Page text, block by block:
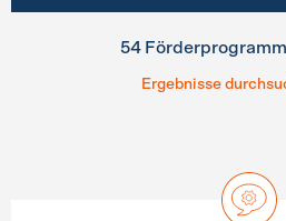
54
Ergebnisse